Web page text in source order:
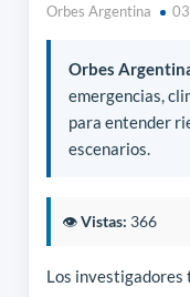
Orbes Argentina
Orbes
emergencias,
para entender
escenarios.
👁️Vistas: 366
Los investigadores